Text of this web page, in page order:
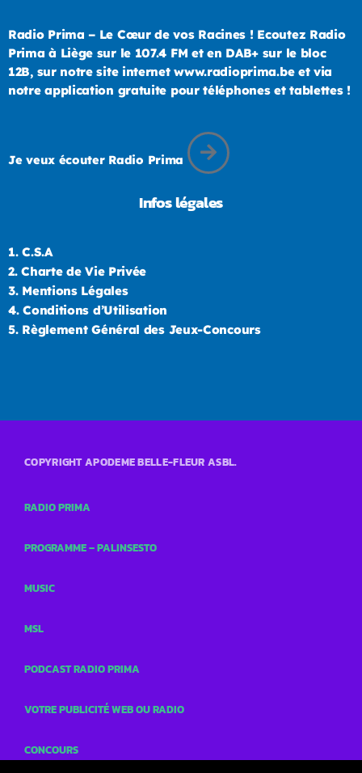
Radio Prima – Le Cœur de vos Racines ! Ecoutez Radio
Prima à Liège sur le 107.4 FM et en DAB+ sur le bloc
12B, sur notre site internet www.radioprima.be et via
notre application gratuite pour téléphones et tablettes !
Je veux écouter Radio Prima
Infos légales
1. C.S.A
2. Charte de Vie Privée
3. Mentions Légales
4. Conditions d’Utilisation
5. Règlement Général des Jeux-Concours
COPYRIGHT APODEME BELLE-FLEUR ASBL.
RADIO PRIMA
PROGRAMME – PALINSESTO
MUSIC
MSL
PODCAST RADIO PRIMA
VOTRE PUBLICITÉ WEB OU RADIO
CONCOURS